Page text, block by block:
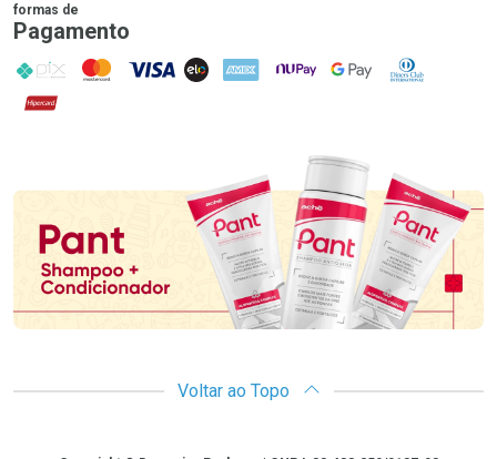
formas de
Pagamento
PIX MasterCard
VISA ELO AMEX NuPay Google PayDiners Club
Hipercard
Voltar ao Topo